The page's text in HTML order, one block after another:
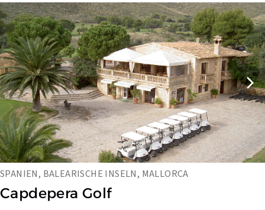
SPANIEN, BALEARISCHE INSELN, MALLORCA
Capdepera Golf